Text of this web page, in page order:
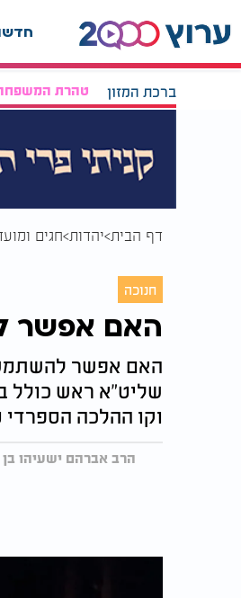
ברכת המזון טהרת
דף הבית יהדות חגים
חנוכה
האם אפשר
האם אפשר להשתמש
שליט"א ראש כולל
וקו ההלכה
הרב אברהם ישעיהו